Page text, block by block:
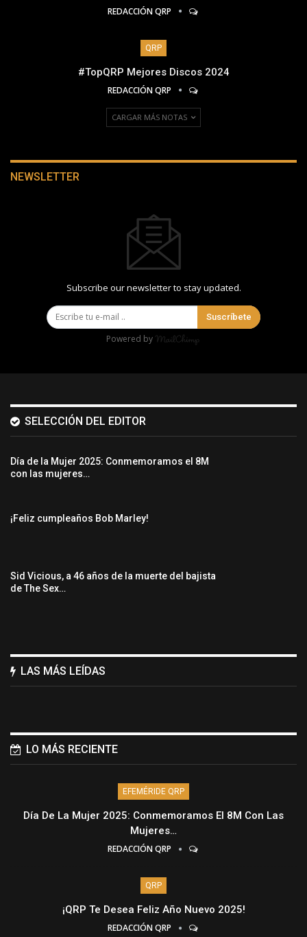
REDACCIÓN QRP
QRP
#TopQRP Mejores Discos 2024
REDACCIÓN QRP
CARGAR MÁS NOTAS
NEWSLETTER
Subscribe our newsletter to stay updated.
Suscríbete
Powered by
SELECCIÓN DEL EDITOR
Día de la Mujer 2025: Conmemoramos el 8M
con las mujeres…
¡Feliz cumpleaños Bob Marley!
Sid Vicious, a 46 años de la muerte del bajista
de The Sex…
LAS MÁS LEÍDAS
LO MÁS RECIENTE
EFEMÉRIDE QRP
Día De La Mujer 2025: Conmemoramos El 8M Con Las
Mujeres…
REDACCIÓN QRP
QRP
¡QRP Te Desea Feliz Año Nuevo 2025!
REDACCIÓN QRP